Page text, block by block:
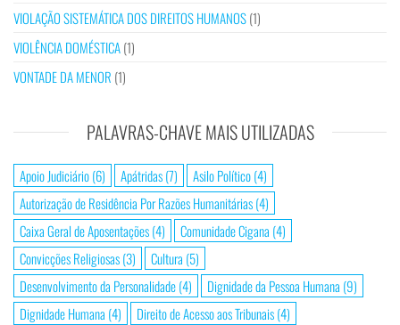
VIOLAÇÃO SISTEMÁTICA DOS DIREITOS HUMANOS(1)
VIOLÊNCIA DOMÉSTICA(1)
VONTADE DA MENOR (1)
PALAVRAS-CHAVE MAIS UTILIZADAS
Apoio Judiciário(6) Apátridas(7) Asilo Político(4)
Autorização de Residência Por Razões Humanitárias(4)
Caixa Geral de Aposentações(4) Comunidade Cigana (4)
Convicções Religiosas(3) Cultura (5)
Desenvolvimento da Personalidade(4) Dignidade da Pessoa Humana (9)
Dignidade Humana (4) Direito de Acesso aos Tribunais(4)